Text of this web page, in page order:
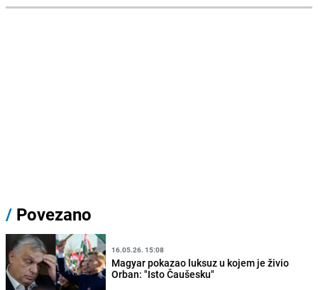
/ Povezano
16.05.26. 15:08
Magyar pokazao luksuz u kojem je živio
Orban: "Isto Čaušesku"